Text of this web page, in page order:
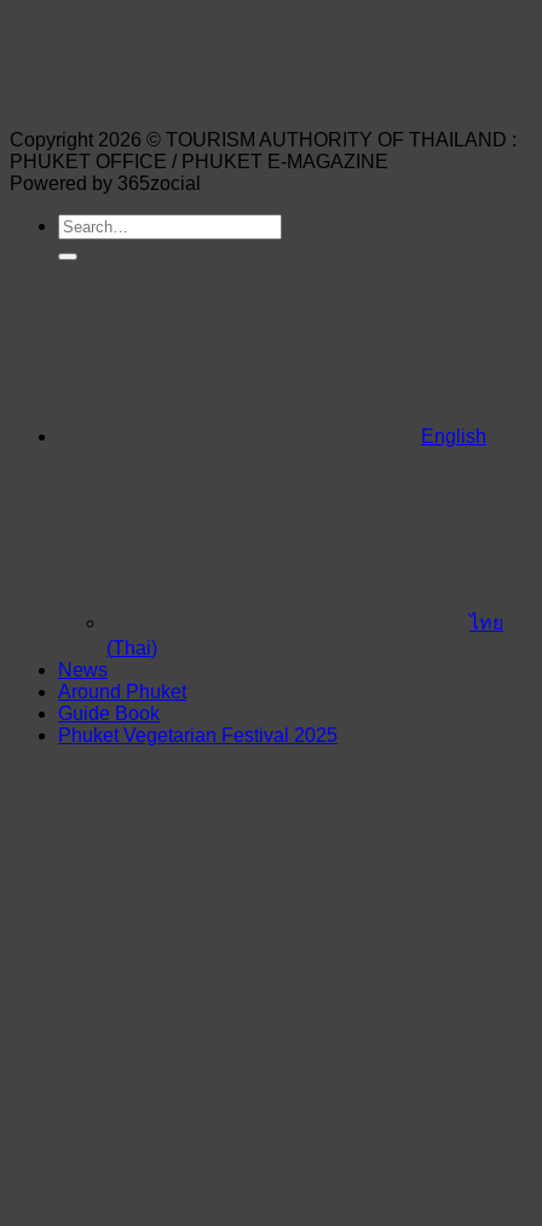
Copyright 2026 © TOURISM AUTHORITY OF THAILAND :
PHUKET OFFICE / PHUKET E-MAGAZINE
Powered by 365zocial
English
ไทย
(Thai)
News
Around Phuket
Guide Book
Phuket Vegetarian Festival 2025